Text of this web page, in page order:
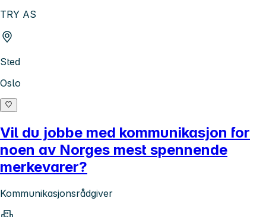
TRY AS
Sted
Oslo
Vil du jobbe med kommunikasjon for
noen av Norges mest spennende
merkevarer?
Kommunikasjonsrådgiver